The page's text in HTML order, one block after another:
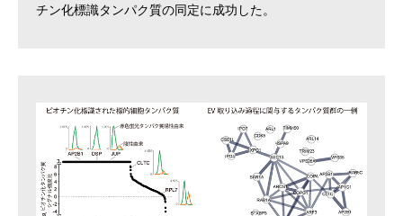
チン化標識タンパク質の同定に成功した。